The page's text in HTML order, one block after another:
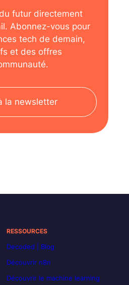
futur directement
Abonnez-vous pour
tech de demain,
et des offres
la newsletter
RESSOURCES
Decoded | Blog
Découvrir n8n
Découvrir le machine learning